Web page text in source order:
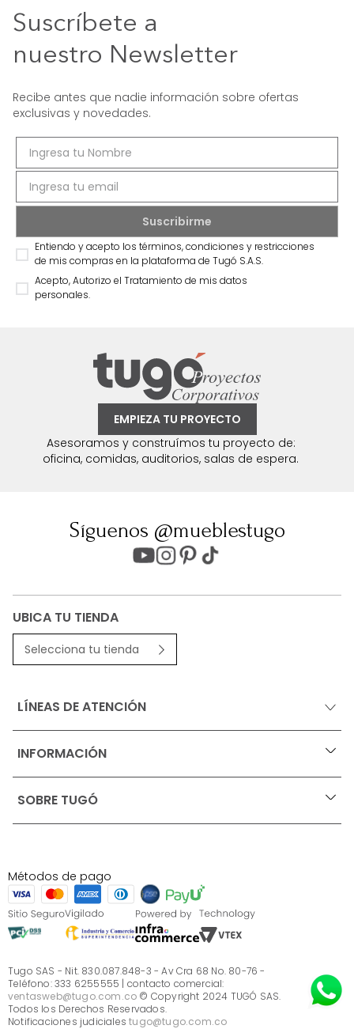
Suscríbete a
nuestro Newsletter
Recibe antes que nadie información sobre ofertas
exclusivas y novedades.
Entiendo y acepto los términos, condiciones y restricciones
de mis compras en la plataforma de Tugó S.A.S.
Acepto, Autorizo el Tratamiento de mis datos
personales.
EMPIEZA TU PROYECTO
Asesoramos y construímos tu proyecto de:
oficina, comidas, auditorios, salas de espera.
Síguenos @mueblestugo
UBICA TU TIENDA
Selecciona tu tienda
LÍNEAS DE ATENCIÓN
INFORMACIÓN +
Ofertas vigentes
Términos, condiciones y restricciones para productos
S.A.S
Términos, condiciones y restricciones Tugó S.A.S
Instructivo cuidado de muebles
Sé parte de Tugó
¿Quiénes somos?
Servicio al cliente
SOBRE TUGÓ +
¿Quieres vender en Tugó?
Métodos de pago
Tugo SAS - Nit. 830.087.848-3 - Av Cra 68 No. 80-76 -
Teléfono: 333 6255555 | contacto comercial:
ventasweb@tugo.com.co © Copyright 2024 TUGÓ SAS.
Todos los Derechos Reservados.
Notificaciones judicialestugo@tugo.com.co